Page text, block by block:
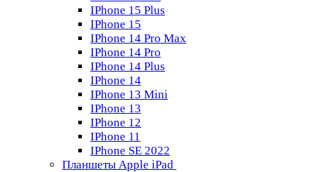
IPhone 15 Plus
IPhone 15
IPhone 14 Pro Max
IPhone 14 Pro
IPhone 14 Plus
IPhone 14
IPhone 13 Mini
IPhone 13
IPhone 12
IPhone 11
IPhone SE 2022
Планшеты Apple iPad